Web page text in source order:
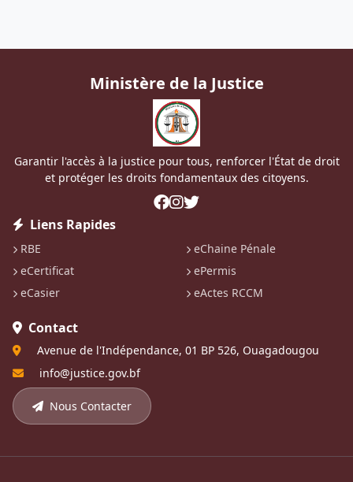
Ministère de la Justice
Garantir l'accès à la justice pour tous, renforcer l'État de droit
et protéger les droits fondamentaux des citoyens.
Liens Rapides
RBE
eCertificat
eCasier
eChaine Pénale
ePermis
eActes RCCM
Contact
Avenue de l'Indépendance, 01 BP 526, Ouagadougou
info@justice.gov.bf
Nous Contacter